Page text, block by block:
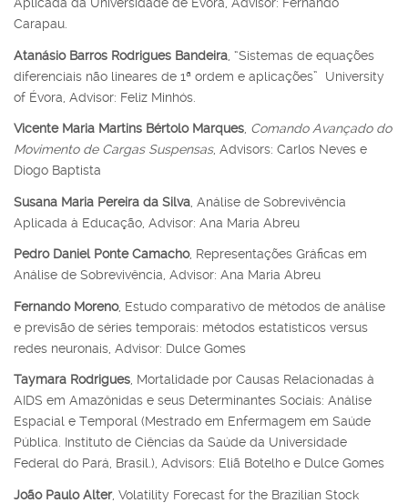
Aplicada da Universidade de Évora, Advisor: Fernando
Carapau.
Atanásio Barros Rodrigues Bandeira , “Sistemas de equações
diferenciais não lineares de 1ª ordem e aplicações” University
of Évora, Advisor: Feliz Minhós.
Vicente Maria Martins Bértolo Marques, Comando Avançado do
Movimento de Cargas Suspensas, Advisors: Carlos Neves e
Diogo Baptista
Susana Maria Pereira da Silva , Análise de Sobrevivência
Aplicada à Educação, Advisor: Ana Maria Abreu
Pedro Daniel Ponte Camacho, Representações Gráficas em
Análise de Sobrevivência, Advisor: Ana Maria Abreu
Fernando Moreno, Estudo comparativo de métodos de análise
e previsão de séries temporais: métodos estatísticos versus
redes neuronais, Advisor: Dulce Gomes
Taymara Rodrigues, Mortalidade por Causas Relacionadas à
AIDS em Amazônidas e seus Determinantes Sociais: Análise
Espacial e Temporal (Mestrado em Enfermagem em Saúde
Pública. Instituto de Ciências da Saúde da Universidade
Federal do Pará, Brasil.), Advisors: Eliã Botelho e Dulce Gomes
João Paulo Alter, Volatility Forecast for the Brazilian Stock